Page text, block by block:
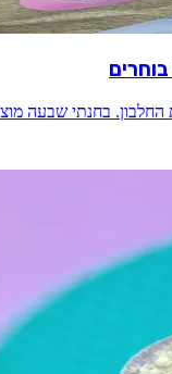
בחנתי שבעה